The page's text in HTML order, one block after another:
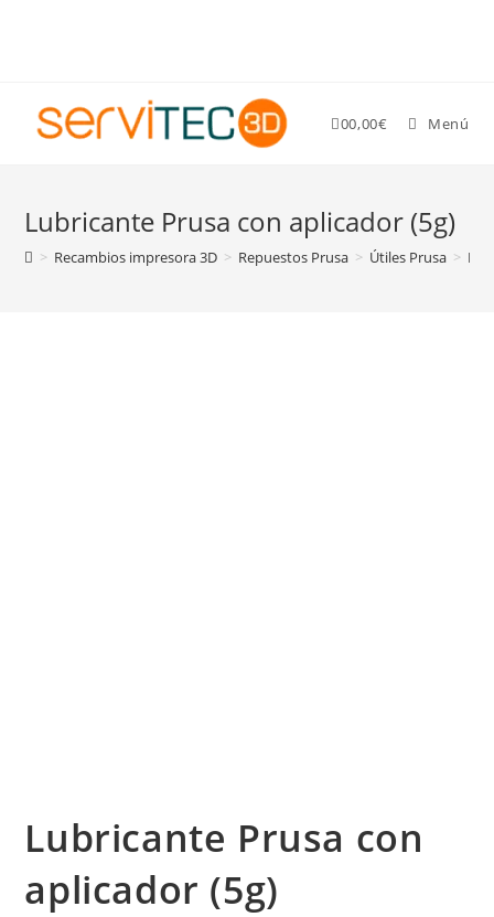
00,00€ Menú
Lubricante Prusa con aplicador (5g)
> Recambios impresora 3D > Repuestos Prusa > Útiles Prusa >
Lubricante Prusa con
aplicador (5g)